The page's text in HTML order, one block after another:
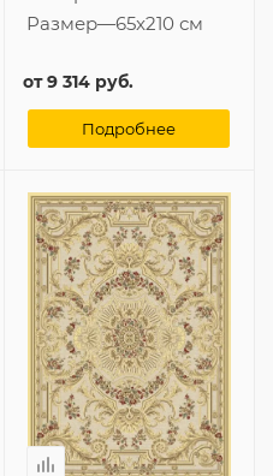
Размер—65x210 см
от9 314 руб.
Подробнее